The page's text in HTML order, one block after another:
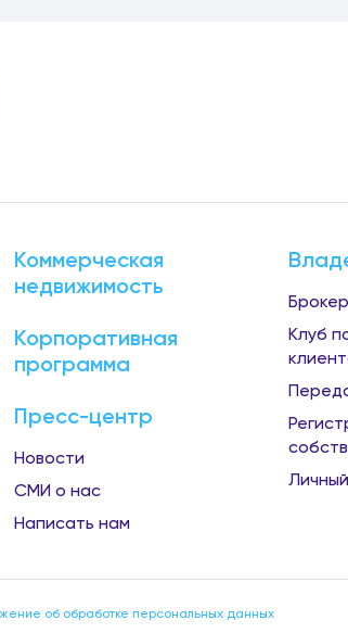
Коммерческая
недвижимость
Корпоративная
программа
Пресс-центр
Новости
СМИ о нас
Написать нам
Клуб
об обработке персональных данных